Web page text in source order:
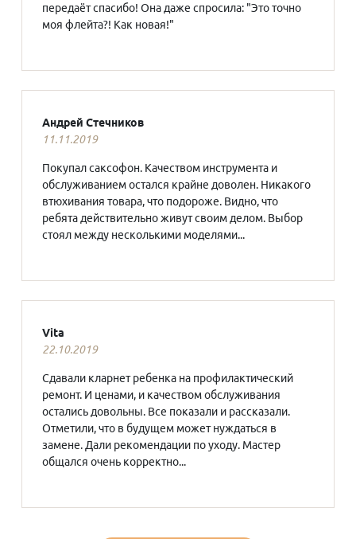
передаёт спасибо! Она даже спросила: "Это точно
моя флейта?! Как новая!"
Андрей Стечников
11.11.2019
Покупал саксофон. Качеством инструмента и
обслуживанием остался крайне доволен. Никакого
втюхивания товара, что подороже. Видно, что
ребята действительно живут своим делом. Выбор
стоял между несколькими моделями...
Vita
22.10.2019
Сдавали кларнет ребенка на профилактический
ремонт. И ценами, и качеством обслуживания
остались довольны. Все показали и рассказали.
Отметили, что в будущем может нуждаться в
замене. Дали рекомендации по уходу. Мастер
общался очень корректно...